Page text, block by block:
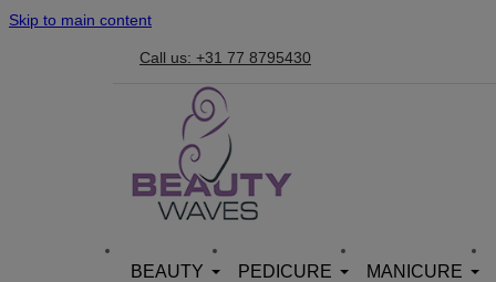
Skip to main content
Call us: +31 77 8795430
BEAUTY PEDICURE MANICURE